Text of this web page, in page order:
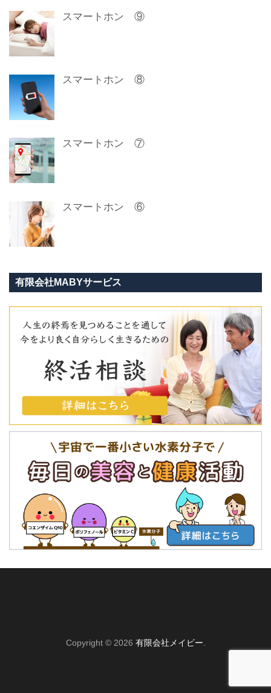
スマートホン ⑨
スマートホン ⑧
スマートホン ⑦
スマートホン ⑥
有限会社MABYサービス
Copyright © 2026 有限会社メイビー